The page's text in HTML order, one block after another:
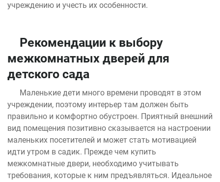
учреждению и учесть их особенности.
Рекомендации к выбору
межкомнатных дверей для
детского сада
Маленькие дети много времени проводят в этом
учреждении, поэтому интерьер там должен быть
правильно и комфортно обустроен. Приятный внешний
вид помещения позитивно сказывается на настроении
маленьких посетителей и может стать мотивацией
идти утром в садик. Прежде чем купить
межкомнатные двери, необходимо учитывать
требования, которые к ним предъявляться. Идеальное